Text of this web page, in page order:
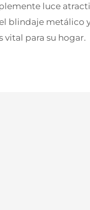
luce
blindaje metálico
vital para su hogar.